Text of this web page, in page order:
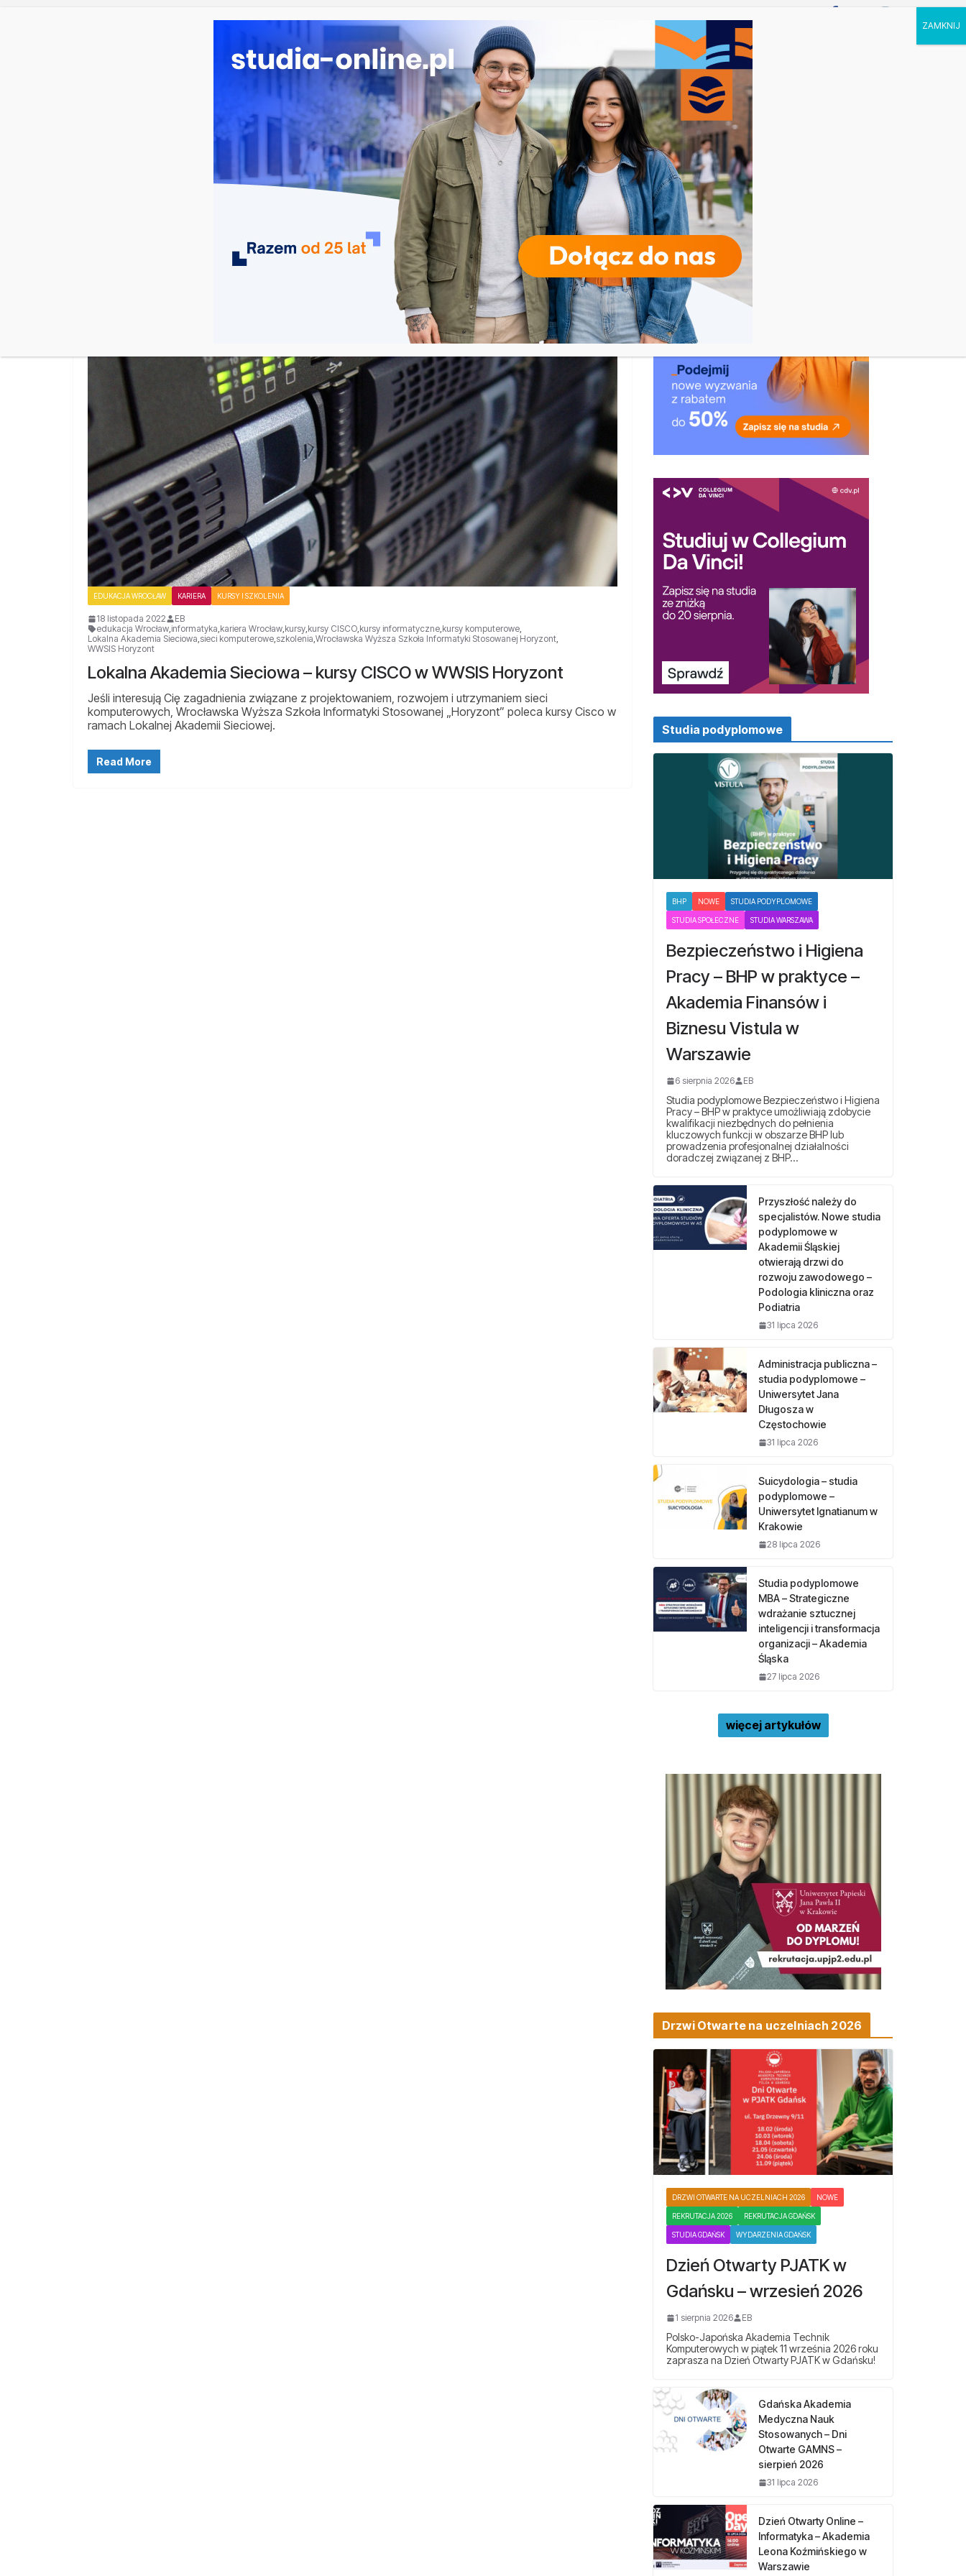
Dodatkowa rekrutacja na studia na UJD – Uniwersytet Jana
Długosza w Częstochowie
Biotechnologia – Uniwersytet Przyrodniczy w Poznaniu
Zarządzanie w turystyce w Katowicach
Turystyka – Uniwersytet Wrocławski
UCZELNIE KIERUNKI RODZAJE STUDIÓW REKRUTACJA DRZWI OTWARTE TOP STUDIA KALENDARZ
Lokalna Akademia Sieciowa
EDUKACJA WROCŁAW KARIERA KURSY I SZKOLENIA
18 listopada 2022
EB
edukacja Wrocław informatyka kariera Wrocław kursy kursy CISCO kursy informatyczne kursy komputerowe
Lokalna Akademia Sieciowa sieci komputerowe szkolenia Wrocławska Wyższa Szkoła Informatyki Stosowanej Horyzont
WWSIS Horyzont
Lokalna Akademia Sieciowa – kursy CISCO w WWSIS Horyzont
Jeśli interesują Cię zagadnienia związane z projektowaniem, rozwojem i utrzymaniem sieci
komputerowych, Wrocławska Wyższa Szkoła Informatyki Stosowanej „Horyzont” poleca kursy Cisco w
ramach Lokalnej Akademii Sieciowej.
Read More
Studia podyplomowe
BHP NOWE STUDIA PODYPLOMOWE
STUDIA SPOŁECZNE STUDIA WARSZAWA
Bezpieczeństwo i Higiena
Pracy – BHP w praktyce –
Akademia Finansów i
Biznesu Vistula w
Warszawie
6 sierpnia 2026 EB
Studia podyplomowe Bezpieczeństwo i Higiena
Pracy – BHP w praktyce umożliwiają zdobycie
kwalifikacji niezbędnych do pełnienia
kluczowych funkcji w obszarze BHP lub
prowadzenia profesjonalnej działalności
doradczej związanej z BHP…
Przyszłość należy do
specjalistów. Nowe studia
podyplomowe w
Akademii Śląskiej
otwierają drzwi do
rozwoju zawodowego –
Podologia kliniczna oraz
Podiatria
31 lipca 2026
Administracja publiczna –
studia podyplomowe –
Uniwersytet Jana
Długosza w
Częstochowie
31 lipca 2026
Suicydologia – studia
podyplomowe –
Uniwersytet Ignatianum w
Krakowie
28 lipca 2026
Studia podyplomowe
MBA – Strategiczne
wdrażanie sztucznej
inteligencji i transformacja
organizacji – Akademia
Śląska
27 lipca 2026
więcej artykułów
Drzwi Otwarte na uczelniach 2026
DRZWI OTWARTE NA UCZELNIACH 2026 NOWE
REKRUTACJA 2026 REKRUTACJA GDAŃSK
STUDIA GDAŃSK WYDARZENIA GDAŃSK
Dzień Otwarty PJATK w
Gdańsku – wrzesień 2026
1 sierpnia 2026 EB
Polsko-Japońska Akademia Technik
Komputerowych w piątek 11 września 2026 roku
zaprasza na Dzień Otwarty PJATK w Gdańsku!
Gdańska Akademia
Medyczna Nauk
Stosowanych – Dni
Otwarte GAMNS –
sierpień 2026
31 lipca 2026
Dzień Otwarty Online –
Informatyka – Akademia
Leona Koźmińskiego w
Warszawie